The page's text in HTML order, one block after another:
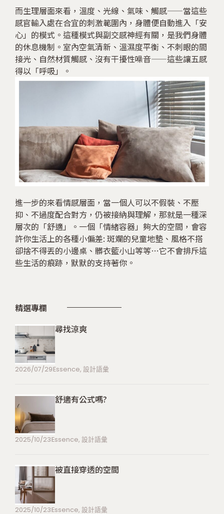
而生理層面來看，溫度、光線、氣味、觸感——當這些
感官輸入處在合宜的刺激範圍內，身體便自動進入「安
心」的模式。這種模式與副交感神經有關，是我們身體
的休息機制。室內空氣清新、溫濕度平衡、不刺眼的間
接光、自然材質觸感、沒有干擾性噪音——這些讓五感
得以「呼吸」。
進一步的來看情感層面，當一個人可以不假裝、不壓
抑、不過度配合對方，仍被接納與理解，那就是一種深
層次的「舒適」。一個「情緒容器」夠大的空間，會容
許你生活上的各種小偏差: 斑斕的兒童地墊、風格不搭
卻捨不得丟的小邊桌、髒衣籃小山等等…它不會排斥這
些生活的痕跡，默默的支持著你。
精選專欄
尋找涼爽
2026/07/29Essence, 設計語彙
舒適有公式嗎?
2025/10/23Essence, 設計語彙
被直接穿透的空間
2025/10/23Essence, 設計語彙